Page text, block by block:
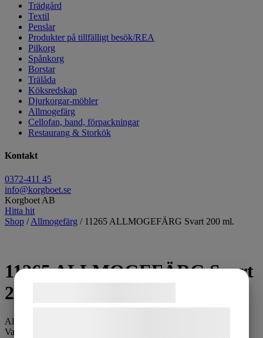
Trädgård
Textil
Penslar
Produkter på tillfälligt besök/REA
Pilkorg
Spånkorg
Borstar
Trälåda
Köksredskap
Djurkorgar-möbler
Allmogefärg
Cellofan, band, förpackningar
Restaurang & Storkök
Kontakt
0372-411 45
info@korgboet.se
Korgboet AB
Hitta hit
Shop /Allmogefärg / 11265 ALLMOGEFÄRG Svart 200 ml.
11265 ALLMOGEFÄRG Svart
200 ml.
Allmogefärg svart 200 ml.
Vattenbaserad hobbyfärg.